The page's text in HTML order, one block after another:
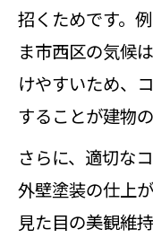
招くためです。
ま市西区の気候
けやすいため、
することが建物
さらに、適切な
外壁塗装の仕上
見た目の美観維